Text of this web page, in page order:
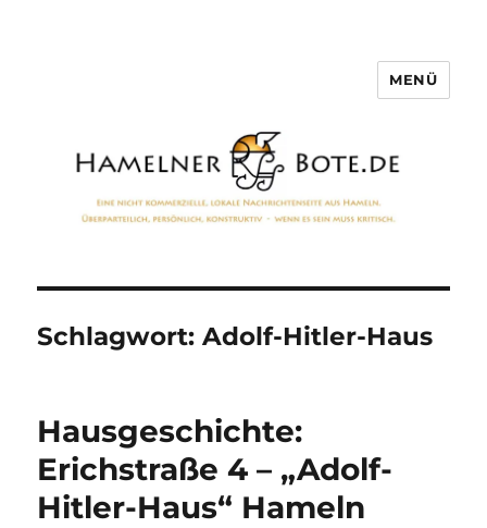
MENÜ
Schlagwort:Adolf-Hitler-Haus
Hausgeschichte:
Erichstraße 4 – „Adolf-
Hitler-Haus“ Hameln